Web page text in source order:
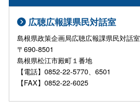
広聴広報課県民対話室
島根県政策企画局広聴広報課県民対話室
〒690-8501
島根県松江市殿町１番地
【電話】0852-22-5770、6501
【FAX】0852-22-6025